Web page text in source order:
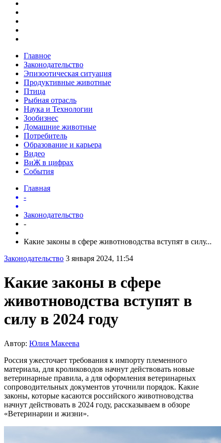
Главное
Законодательство
Эпизоотическая ситуация
Продуктивные животные
Птица
Рыбная отрасль
Наука и Технологии
Зообизнес
Домашние животные
Потребитель
Образование и карьера
Видео
ВиЖ в цифрах
События
Главная
-
Законодательство
-
Какие законы в сфере животноводства вступят в силу...
Законодательство 3 января 2024, 11:54
Какие законы в сфере
животноводства вступят в
силу в 2024 году
Автор: Юлия Макеева
Россия ужесточает требования к импорту племенного
материала, для кролиководов начнут действовать новые
ветеринарные правила, а для оформления ветеринарных
сопроводительных документов уточнили порядок. Какие
законы, которые касаются российского животноводства
начнут действовать в 2024 году, рассказываем в обзоре
«Ветеринарии и жизни».